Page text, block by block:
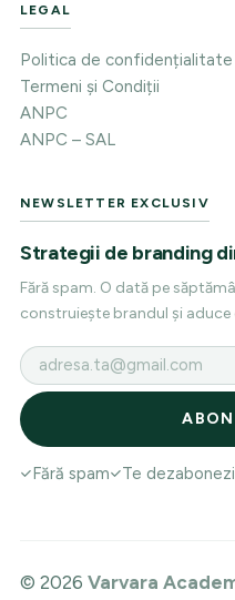
LEGAL
Politica de confidențialitate
Termeni și Condiții
ANPC
ANPC – SAL
NEWSLETTER EXCLUSIV
Strategii de branding
Fără spam. O dată pe
construiește brandul și aduce
Fără spam Te
© 2026 Varvara